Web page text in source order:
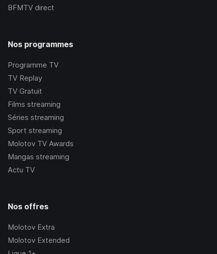
BFMTV direct
Nos programmes
Programme TV
TV Replay
TV Gratuit
Films streaming
Séries streaming
Sport streaming
Molotov TV Awards
Mangas streaming
Actu TV
Nos offres
Molotov Extra
Molotov Extended